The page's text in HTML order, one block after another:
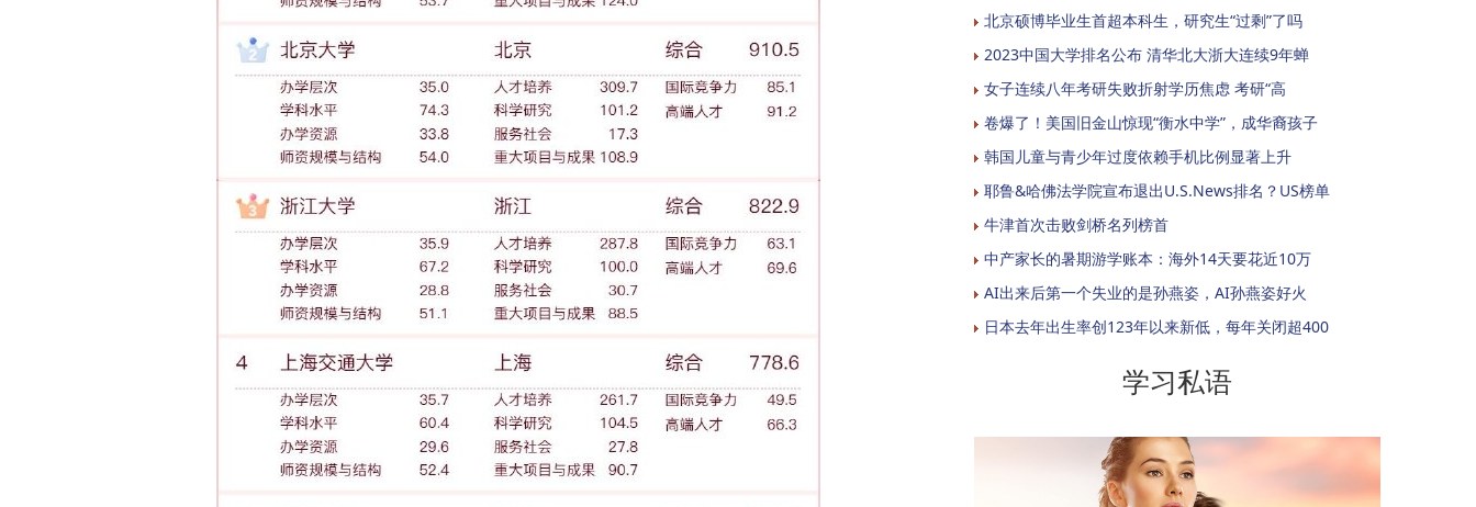
北京硕博毕业生首超本科生，研究生“过剩”了吗
2023中国大学排名公布 清华北大浙大连续9年蝉
女子连续八年考研失败折射学历焦虑 考研“高
卷爆了！美国旧金山惊现“衡水中学”，成华裔孩子
韩国儿童与青少年过度依赖手机比例显著上升
耶鲁&哈佛法学院宣布退出U.S.News排名？US榜单
牛津首次击败剑桥名列榜首
中产家长的暑期游学账本：海外14天要花近10万
AI出来后第一个失业的是孙燕姿，AI孙燕姿好火
日本去年出生率创123年以来新低，每年关闭超400
学习私语